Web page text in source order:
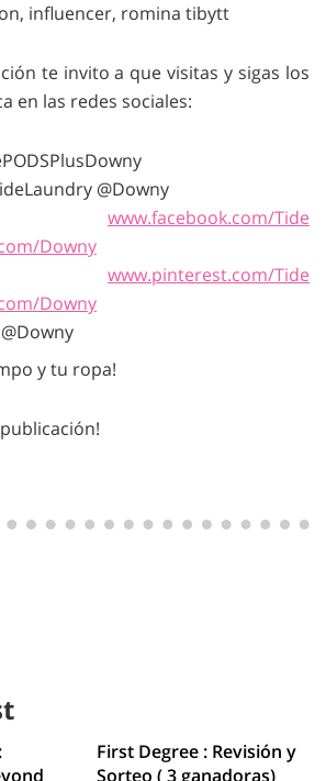
te invito a que visitas y sigas los
en las redes sociales:
@Downy
www.facebook.com/Tide
Downy
www.pinterest.com/Tide
Downy
y tu ropa!
First Degree : Revisión y
Sorteo ( 3 ganadoras)